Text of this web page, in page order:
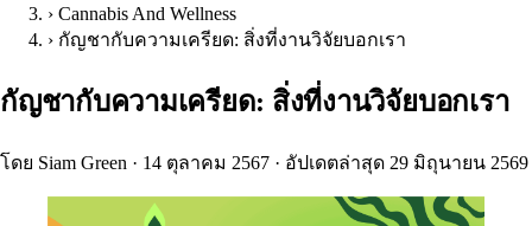
› Cannabis And Wellness
› กัญชากับความเครียด: สิ่งที่งานวิจัยบอกเรา
กัญชากับความเครียด: สิ่งที่งานวิจัยบอกเรา
โดย Siam Green · 14 ตุลาคม 2567 · อัปเดตล่าสุด 29 มิถุนายน 2569